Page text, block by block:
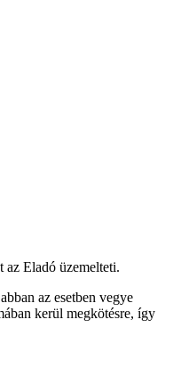
az Eladó üzemelteti.
az esetben vegye
kerül megkötésre, így